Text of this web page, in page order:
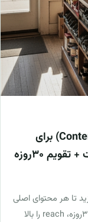
سیستم بازنشر محتوا (Content Repurposing) برای
شبکه‌های اجتماعی: ماتریس کانال×فرمت + تقویم ۳۰روزه
تا هر محتوای اصلی
را به ۱۲ خروجی قابل انتشار تبدیل کنید و با تقویم ۳۰روزه، reach را بالا